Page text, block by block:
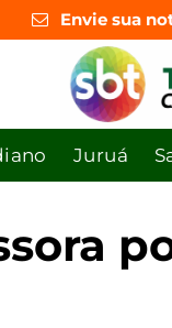
Envie sua
Juruá